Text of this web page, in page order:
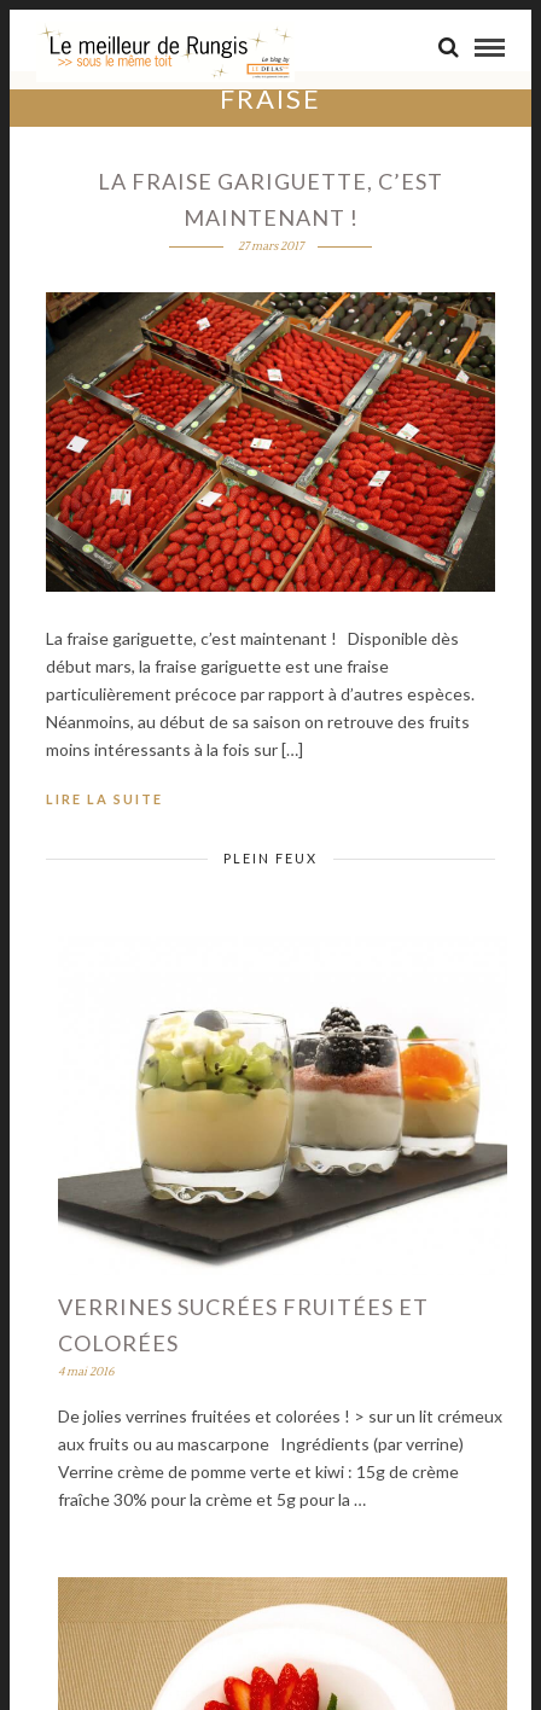
FRAISE
LA FRAISE GARIGUETTE, C’EST
MAINTENANT !
27 mars 2017
La fraise gariguette, c’est maintenant ! Disponible dès
début mars, la fraise gariguette est une fraise
particulièrement précoce par rapport à d’autres espèces.
Néanmoins, au début de sa saison on retrouve des fruits
moins intéressants à la fois sur […]
LIRE LA SUITE
PLEIN FEUX
VERRINES SUCRÉES FRUITÉES ET
COLORÉES
4 mai 2016
De jolies verrines fruitées et colorées ! > sur un lit crémeux
aux fruits ou au mascarpone Ingrédients (par verrine)
Verrine crème de pomme verte et kiwi : 15g de crème
fraîche 30% pour la crème et 5g pour la …